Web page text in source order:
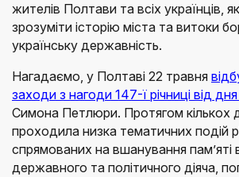
жителів Полтави та всіх українців,
зрозуміти історію міста та витоки
українську державність.
Нагадаємо, у Полтаві 22 травня
заходи з нагоди 147-ї річниці від
Симона Петлюри. Протягом кількох
проходила низка тематичних подій
спрямованих на вшанування пам’яті
державного та політичного діяча,